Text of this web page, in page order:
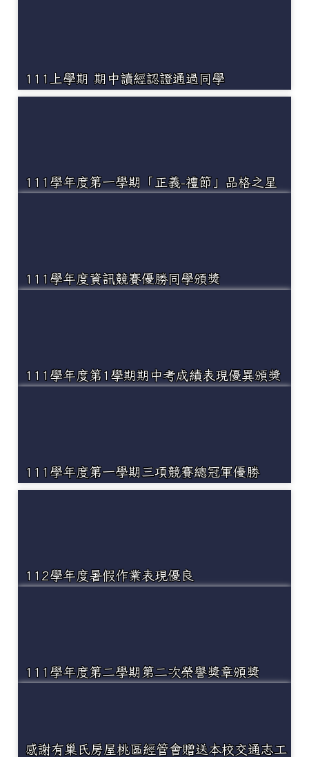
111上學期 期中讀經認證通過同學
111學年度第一學期「正義-禮節」品格之星
111學年度資訊競賽優勝同學頒獎
111學年度第1學期期中考成績表現優異頒獎
111學年度第一學期三項競賽總冠軍優勝
112學年度暑假作業表現優良
111學年度第二學期第二次榮譽獎章頒獎
感謝有巢氏房屋桃區經管會贈送本校交通志工